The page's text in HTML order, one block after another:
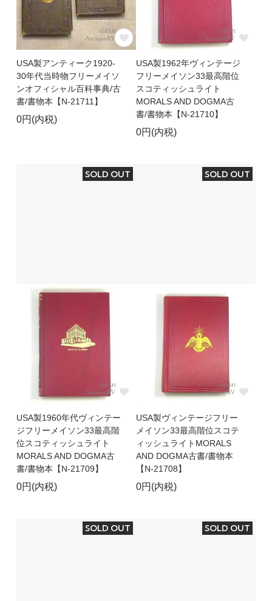
USA製アンティーク1920-
30年代当時物フリーメイソ
ンオフィシャル百科事典/古
書/書物本【N-21711】
0円(内税)
USA製1962年ヴィンテージ
フリーメイソン33最高階位
スコティッシュライト
MORALS AND DOGMA古
書/書物本【N-21710】
0円(内税)
SOLD OUT
USA製1960年代ヴィンテー
ジフリーメイソン33最高階
位スコティッシュライト
MORALS AND DOGMA古
書/書物本【N-21709】
0円(内税)
SOLD OUT
USA製ヴィンテージフリー
メイソン33最高階位スコテ
ィッシュライトMORALS
AND DOGMA古書/書物本
【N-21708】
0円(内税)
SOLD OUT SOLD OUT